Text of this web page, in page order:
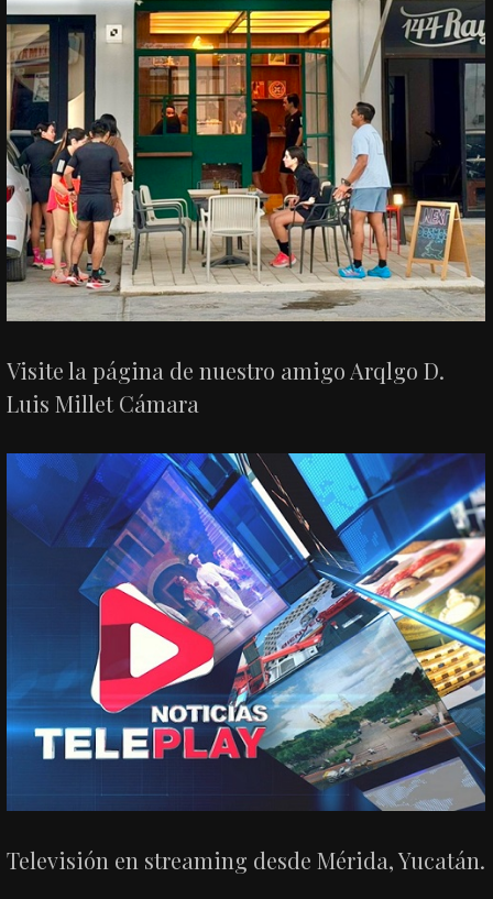
Visite la página de nuestro amigo Arqlgo D.
Luis Millet Cámara
Televisión en streaming desde Mérida, Yucatán.